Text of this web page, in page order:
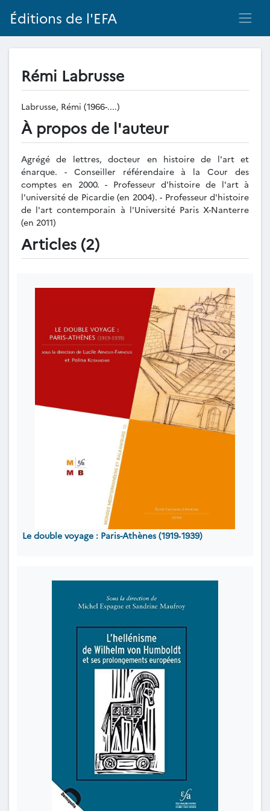
Éditions de l'EFA
Rémi Labrusse
Labrusse, Rémi (1966-....)
À propos de l'auteur
Agrégé de lettres, docteur en histoire de l'art et
énarque. - Conseiller référendaire à la Cour des
comptes en 2000. - Professeur d'histoire de l'art à
l'université de Picardie (en 2004). - Professeur d'histoire
de l'art contemporain à l'Université Paris X-Nanterre
(en 2011)
Articles (2)
Le double voyage : Paris-Athènes (1919‐1939)